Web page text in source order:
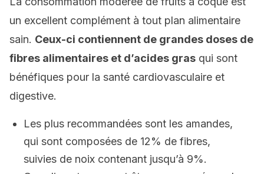
un excellent complément à tout plan alimentaire
sain. Ceux-ci contiennent de grandes doses de
fibres alimentaires et d’acides gras qui sont
bénéfiques pour la santé cardiovasculaire et
digestive.
Les plus recommandées sont les amandes,
qui sont composées de 12% de fibres,
suivies de noix contenant jusqu’à 9%.